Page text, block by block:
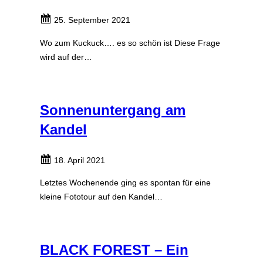
25. September 2021
Wo zum Kuckuck…. es so schön ist Diese Frage
wird auf der…
Sonnenuntergang am
Kandel
18. April 2021
Letztes Wochenende ging es spontan für eine
kleine Fototour auf den Kandel…
BLACK FOREST – Ein